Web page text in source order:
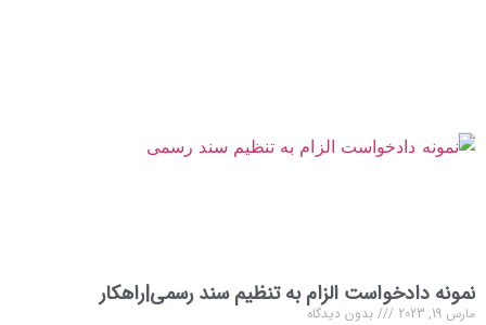
نمونه دادخواست الزام به تنظیم سند رسمی|راهکار
مارس 19, 2023 بدون دیدگاه